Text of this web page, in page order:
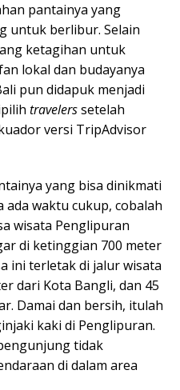
pantainya yang
untuk berlibur. Selain
ketagihan untuk
lokal dan budayanya
pun didapuk menjadi
travelerssetelah
versi TripAdvisor
yang bisa dinikmati
ada waktu cukup, cobalah
wisata Penglipuran
di ketinggian 700 meter
ini terletak di jalur wisata
dari Kota Bangli, dan 45
Damai dan bersih, itulah
kaki di Penglipuran.
tidak
di dalam area